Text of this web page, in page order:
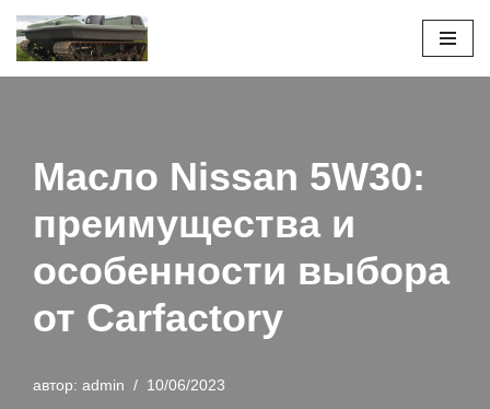
Перейти
Масло Nissan 5W30:
преимущества и
особенности выбора
от Carfactory
автор: admin 10/06/2023